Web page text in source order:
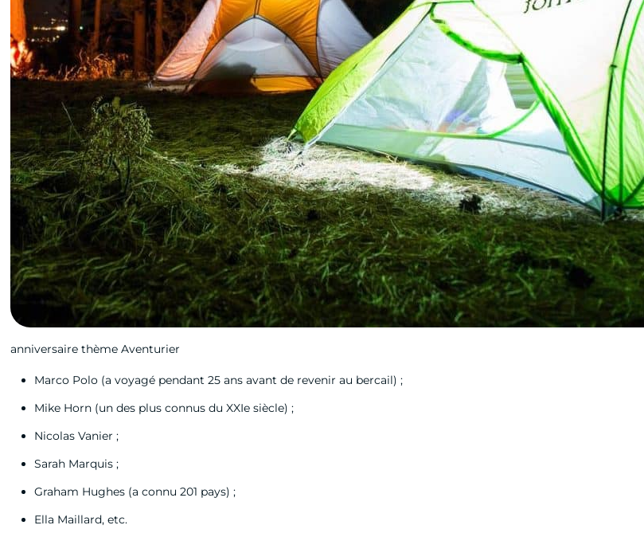
anniversaire thème Aventurier
Marco Polo (a voyagé pendant 25 ans avant de revenir au bercail) ;
Mike Horn (un des plus connus du XXIe siècle) ;
Nicolas Vanier ;
Sarah Marquis ;
Graham Hughes (a connu 201 pays) ;
Ella Maillard, etc.